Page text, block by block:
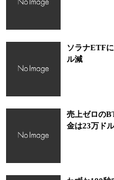
アップフレーズは紛失しな
ク（MetaMask）にアクセ
状態になるので注意しまし
Coincheck
Coincheck NFTを始める手
ソラナETF
ル減
売上ゼロの
金は23万ドル